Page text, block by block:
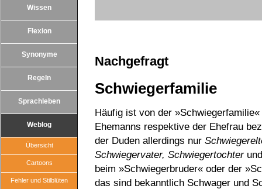
Wissen
Flexion
Synonyme
Regeln
Sprachleben
Weblog
Übersicht
Cartoons
Fehler und Stilblüten
Nachgefragt
Schwiegerfamilie
Häufig ist von der
Ehemanns respektive der Ehefrau
der Duden allerdings nur
Schwiegervater, Schwiegertochter
beim »Schwiegerbruder« oder der
das sind bekanntlich Schwager und